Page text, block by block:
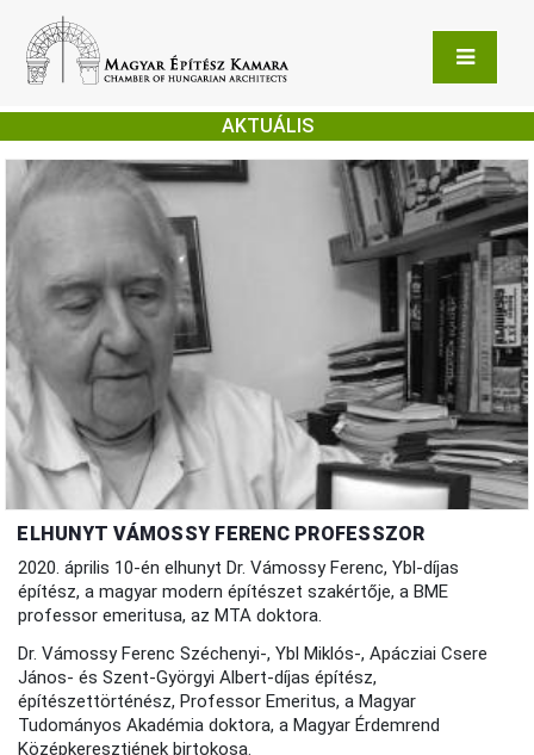
AKTUÁLIS
ELHUNYT VÁMOSSY FERENC PROFESSZOR
2020. április 10-én elhunyt Dr. Vámossy Ferenc, Ybl-díjas
építész, a magyar modern építészet szakértője, a BME
professor emeritusa, az MTA doktora.
Dr. Vámossy Ferenc Széchenyi-, Ybl Miklós-, Apácziai Csere
János- és Szent-Györgyi Albert-díjas építész,
építészettörténész, Professor Emeritus, a Magyar
Tudományos Akadémia doktora, a Magyar Érdemrend
Középkeresztjének birtokosa.